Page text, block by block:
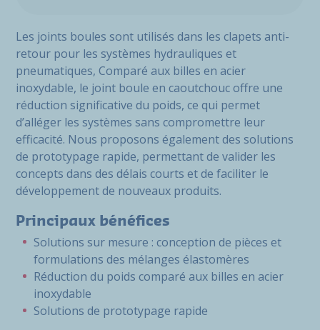
Les joints boules sont utilisés dans les clapets anti-
retour pour les systèmes hydrauliques et
pneumatiques, Comparé aux billes en acier
inoxydable, le joint boule en caoutchouc offre une
réduction significative du poids, ce qui permet
d’alléger les systèmes sans compromettre leur
efficacité. Nous proposons également des solutions
de prototypage rapide, permettant de valider les
concepts dans des délais courts et de faciliter le
développement de nouveaux produits.
Principaux bénéfices
Solutions sur mesure : conception de pièces et
formulations des mélanges élastomères
Réduction du poids comparé aux billes en acier
inoxydable
Solutions de prototypage rapide